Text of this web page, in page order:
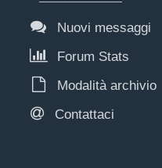
Nuovi messaggi
Forum Stats
Modalità archivio
Contattaci